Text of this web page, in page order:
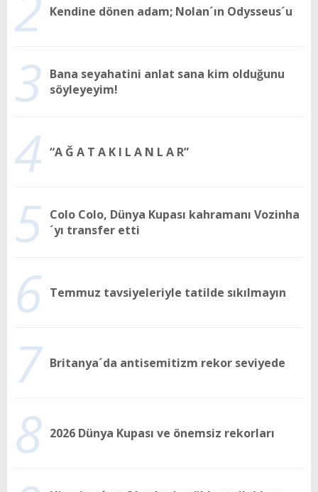
Kendine dönen adam; Nolan´ın Odysseus´u
3 Bana seyahatini anlat sana kim olduğunu
söyleyeyim!
4 “A Ğ A T A K I L A N L A R”
5 Colo Colo, Dünya Kupası kahramanı Vozinha
´yı transfer etti
6 Temmuz tavsiyeleriyle tatilde sıkılmayın
7 Britanya´da antisemitizm rekor seviyede
8 2026 Dünya Kupası ve önemsiz rekorları